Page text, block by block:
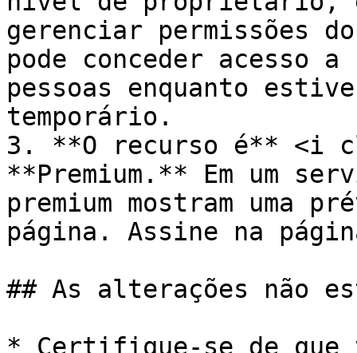
gerenciar permissões
pode conceder acesso
pessoas enquanto
temporário.
3. **O recurso é** <i
**Premium.** Em um
premium mostram uma
página. Assine na
## As alterações não
* Certifique-se de que